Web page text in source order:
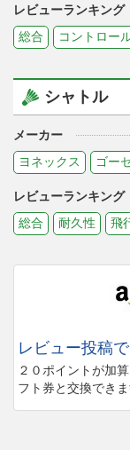
レビューランキング
総合
コントロー
シャトル
メーカー
ヨネックス
ゴー
レビューランキング
総合
耐久性 飛
レビュー投稿
２０ポイントが加
フト券と交換できま